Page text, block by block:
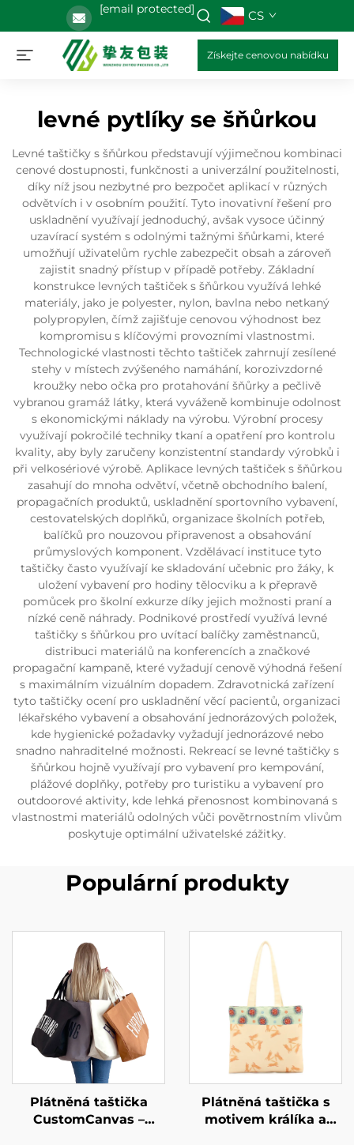
[email protected] CS
Získejte cenovou nabídku
levné pytlíky se šňůrkou
Levné taštičky s šňůrkou představují výjimečnou kombinaci
cenové dostupnosti, funkčnosti a univerzální použitelnosti,
díky níž jsou nezbytné pro bezpočet aplikací v různých
odvětvích i v osobním použití. Tyto inovativní řešení pro
uskladnění využívají jednoduchý, avšak vysoce účinný
uzavírací systém s odolnými tažnými šňůrkami, které
umožňují uživatelům rychle zabezpečit obsah a zároveň
zajistit snadný přístup v případě potřeby. Základní
konstrukce levných taštiček s šňůrkou využívá lehké
materiály, jako je polyester, nylon, bavlna nebo netkaný
polypropylen, čímž zajišťuje cenovou výhodnost bez
kompromisu s klíčovými provozními vlastnostmi.
Technologické vlastnosti těchto taštiček zahrnují zesílené
stehy v místech zvýšeného namáhání, korozivzdorné
kroužky nebo očka pro protahování šňůrky a pečlivě
vybranou gramáž látky, která vyváženě kombinuje odolnost
s ekonomickými náklady na výrobu. Výrobní procesy
využívají pokročilé techniky tkaní a opatření pro kontrolu
kvality, aby byly zaručeny konzistentní standardy výrobků i
při velkosériové výrobě. Aplikace levných taštiček s šňůrkou
zasahují do mnoha odvětví, včetně obchodního balení,
propagačních produktů, uskladnění sportovního vybavení,
cestovatelských doplňků, organizace školních potřeb,
balíčků pro nouzovou připravenost a obsahování
průmyslových komponent. Vzdělávací instituce tyto
taštičky často využívají ke skladování učebnic pro žáky, k
uložení vybavení pro hodiny tělocviku a k přepravě
pomůcek pro školní exkurze díky jejich možnosti praní a
nízké ceně náhrady. Podnikové prostředí využívá levné
taštičky s šňůrkou pro uvítací balíčky zaměstnanců,
distribuci materiálů na konferencích a značkové
propagační kampaně, které vyžadují cenově výhodná řešení
s maximálním vizuálním dopadem. Zdravotnická zařízení
tyto taštičky ocení pro uskladnění věcí pacientů, organizaci
lékařského vybavení a obsahování jednorázových položek,
kde hygienické požadavky vyžadují jednorázové nebo
snadno nahraditelné možnosti. Rekreací se levné taštičky s
šňůrkou hojně využívají pro vybavení pro kempování,
plážové doplňky, potřeby pro turistiku a vybavení pro
outdoorové aktivity, kde lehká přenosnost kombinovaná s
vlastnostmi materiálů odolných vůči povětrnostním vlivům
poskytuje optimální uživatelské zážitky.
Populární produkty
Plátněná taštička
CustomCanvas –
Plátněná taštička s
motivem králíka a